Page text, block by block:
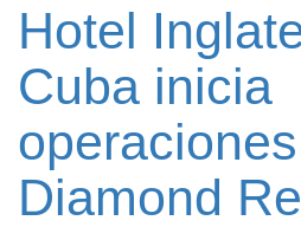
Hotel
Cuba inicia
Diamond